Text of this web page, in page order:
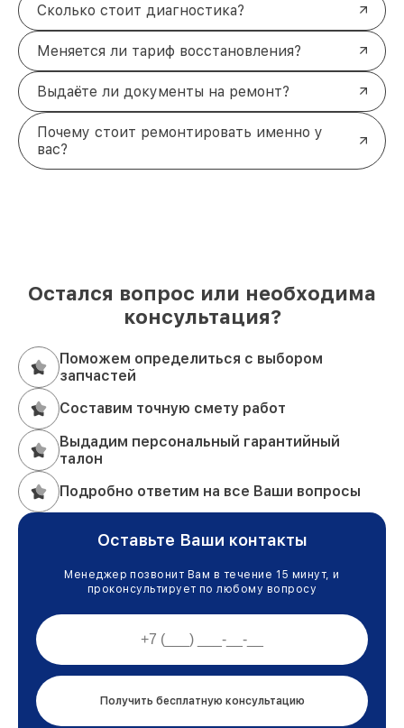
Сколько стоит диагностика?
Меняется ли тариф восстановления?
Выдаёте ли документы на ремонт?
Почему стоит ремонтировать именно у
вас?
Остался вопрос или необходима
консультация?
Поможем определиться с выбором
запчастей
Составим точную смету работ
Выдадим персональный гарантийный
талон
Подробно ответим на все Ваши вопросы
Оставьте Ваши контакты
Менеджер позвонит Вам в течение 15 минут, и
проконсультирует по любому вопросу
Получить бесплатную консультацию